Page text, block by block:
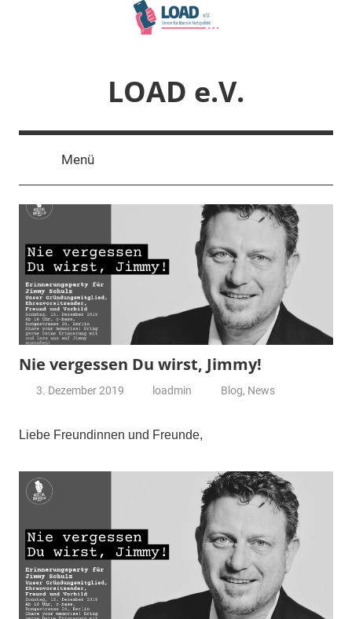
LOAD e.V.
Menü
Nie vergessen Du wirst, Jimmy!
3. Dezember 2019 loadmin Blog, News
Liebe Freundinnen und Freunde,